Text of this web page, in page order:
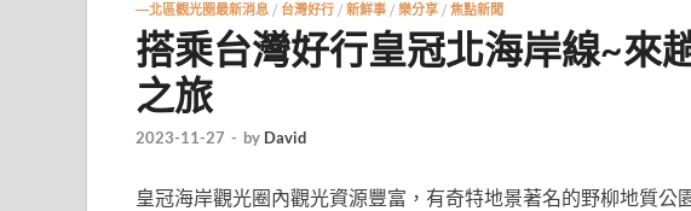
—北區觀光圈最新消息 / 台灣好行 / 新鮮事 / 樂分享 / 焦點新聞
搭乘台灣好行皇冠北海岸線~來
之旅
2023-11-27 - by David
皇冠海岸觀光圈內觀光資源豐富，有奇特地景著名的野柳地質公